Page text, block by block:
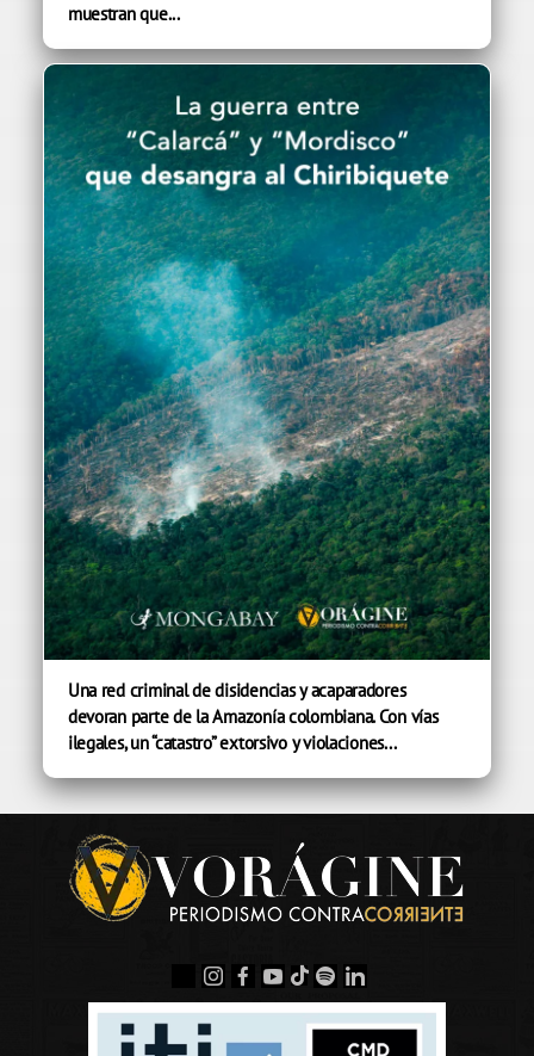
muestran que...
Una red criminal de disidencias y acaparadores
devoran parte de la Amazonía colombiana. Con vías
ilegales, un “catastro” extorsivo y violaciones...